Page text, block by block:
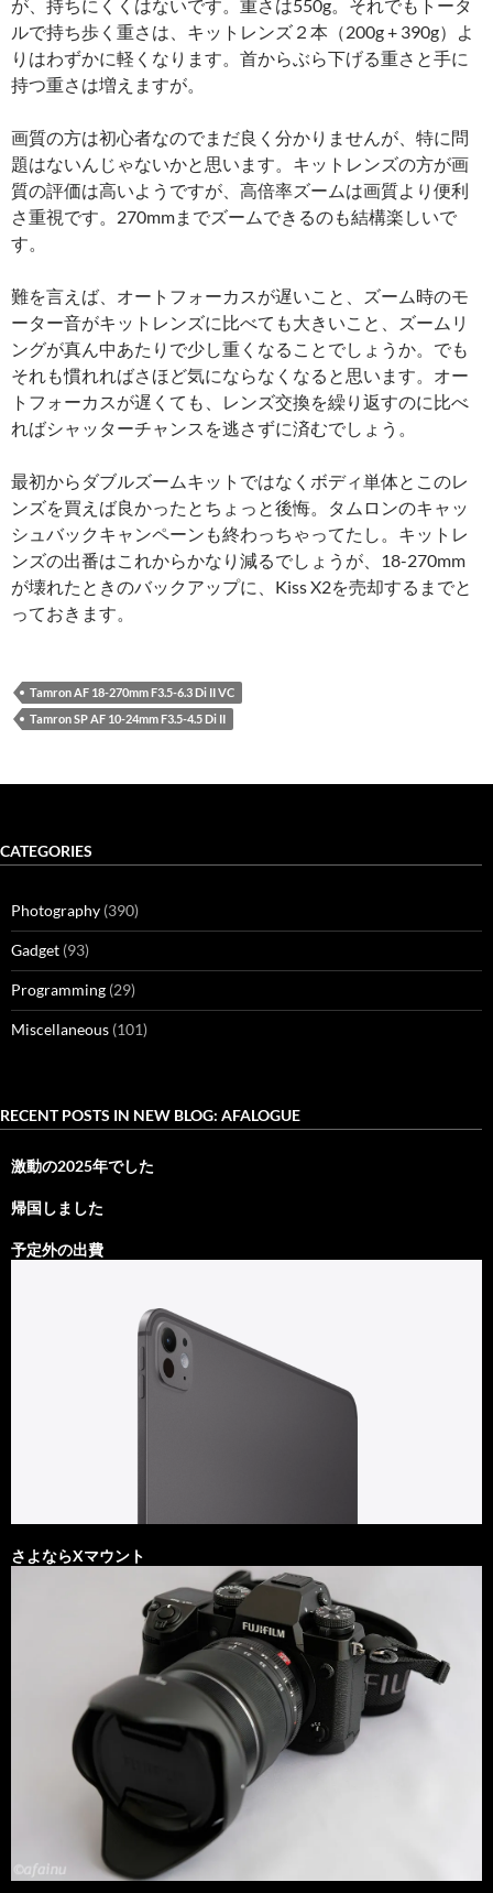
が、持ちにくくはないです。重さは550g。それでもトータ
ルで持ち歩く重さは、キットレンズ２本（200g + 390g）よ
りはわずかに軽くなります。首からぶら下げる重さと手に
持つ重さは増えますが。
画質の方は初心者なのでまだ良く分かりませんが、特に問
題はないんじゃないかと思います。キットレンズの方が画
質の評価は高いようですが、高倍率ズームは画質より便利
さ重視です。270mmまでズームできるのも結構楽しいで
す。
難を言えば、オートフォーカスが遅いこと、ズーム時のモ
ーター音がキットレンズに比べても大きいこと、ズームリ
ングが真ん中あたりで少し重くなることでしょうか。でも
それも慣れればさほど気にならなくなると思います。オー
トフォーカスが遅くても、レンズ交換を繰り返すのに比べ
ればシャッターチャンスを逃さずに済むでしょう。
最初からダブルズームキットではなくボディ単体とこのレ
ンズを買えば良かったとちょっと後悔。タムロンのキャッ
シュバックキャンペーンも終わっちゃってたし。キットレ
ンズの出番はこれからかなり減るでしょうが、18-270mm
が壊れたときのバックアップに、Kiss X2を売却するまでと
っておきます。
Tamron AF 18-270mm F3.5-6.3 Di II VC
Tamron SP AF 10-24mm F3.5-4.5 Di II
CATEGORIES
Photography (390)
Gadget (93)
Programming (29)
Miscellaneous (101)
RECENT POSTS IN NEW BLOG: AFALOGUE
激動の2025年でした
帰国しました
予定外の出費
さよならXマウント